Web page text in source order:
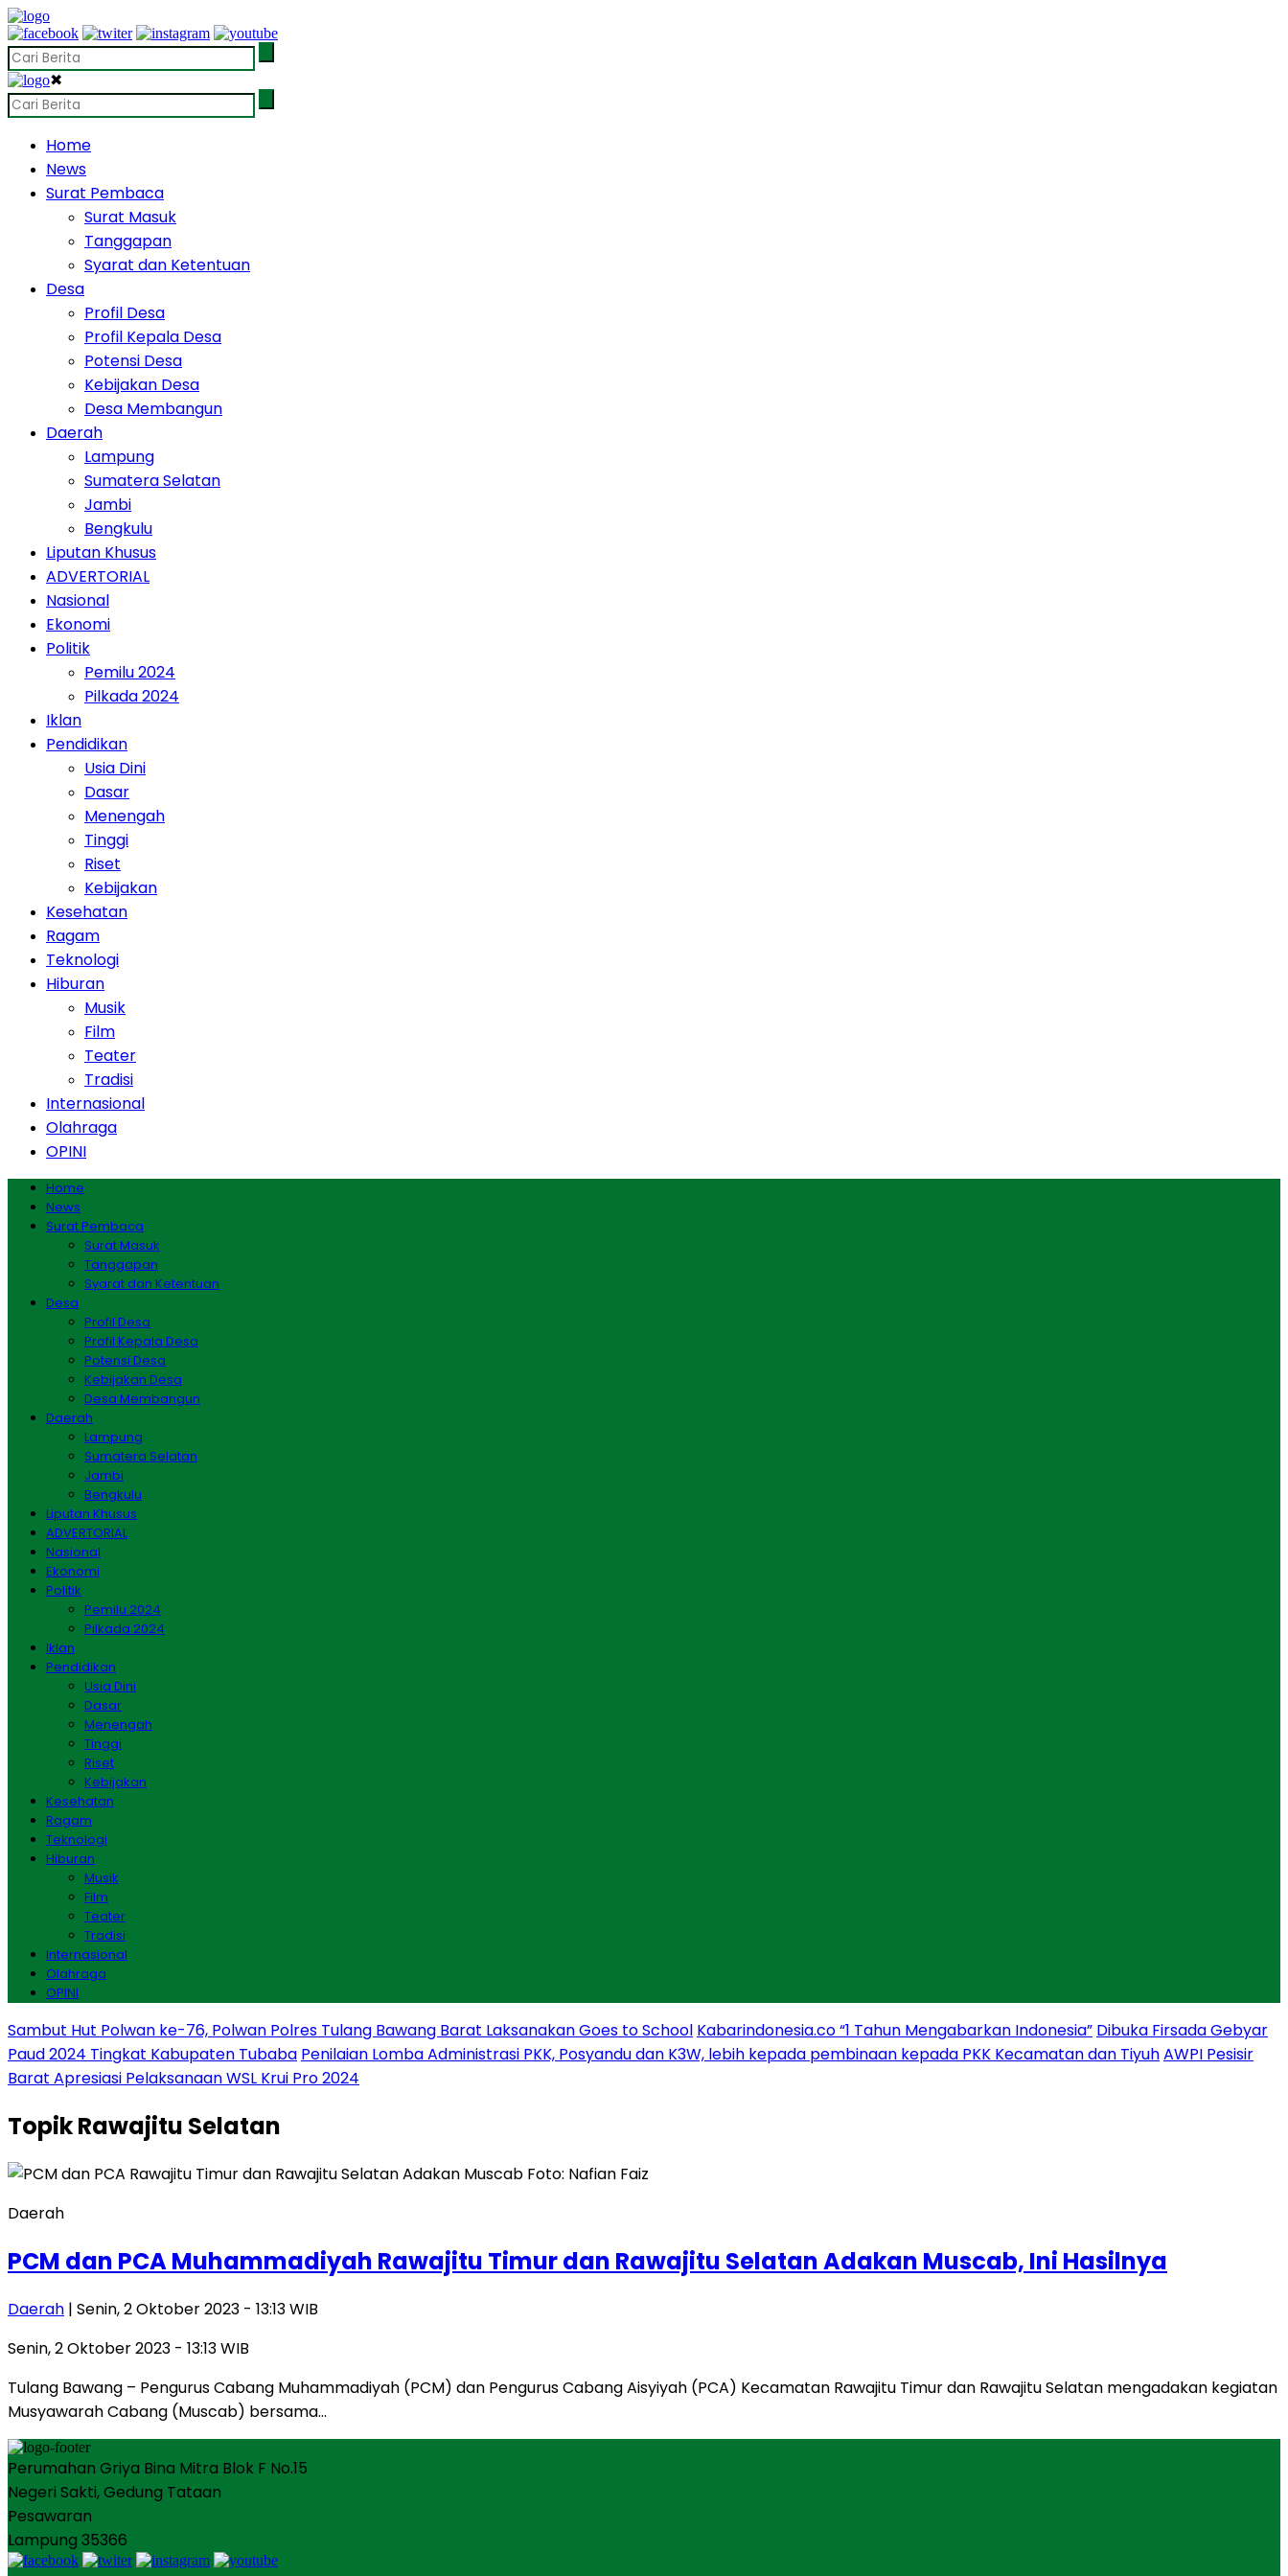
✖
Home
News
Surat Pembaca
Surat Masuk
Tanggapan
Syarat dan Ketentuan
Desa
Profil Desa
Profil Kepala Desa
Potensi Desa
Kebijakan Desa
Desa Membangun
Daerah
Lampung
Sumatera Selatan
Jambi
Bengkulu
Liputan Khusus
ADVERTORIAL
Nasional
Ekonomi
Politik
Pemilu 2024
Pilkada 2024
Iklan
Pendidikan
Usia Dini
Dasar
Menengah
Tinggi
Riset
Kebijakan
Kesehatan
Ragam
Teknologi
Hiburan
Musik
Film
Teater
Tradisi
Internasional
Olahraga
OPINI
Home
News
Surat Pembaca
Surat Masuk
Tanggapan
Syarat dan Ketentuan
Desa
Profil Desa
Profil Kepala Desa
Potensi Desa
Kebijakan Desa
Desa Membangun
Daerah
Lampung
Sumatera Selatan
Jambi
Bengkulu
Liputan Khusus
ADVERTORIAL
Nasional
Ekonomi
Politik
Pemilu 2024
Pilkada 2024
Iklan
Pendidikan
Usia Dini
Dasar
Menengah
Tinggi
Riset
Kebijakan
Kesehatan
Ragam
Teknologi
Hiburan
Musik
Film
Teater
Tradisi
Internasional
Olahraga
OPINI
Sambut Hut Polwan ke-76, Polwan Polres Tulang Bawang Barat Laksanakan Goes to School Kabarindonesia.co “1 Tahun Mengabarkan Indonesia” Dibuka Firsada Gebyar
Paud 2024 Tingkat Kabupaten Tubaba Penilaian Lomba Administrasi PKK, Posyandu dan K3W, lebih kepada pembinaan kepada PKK Kecamatan dan TiyuhAWPI Pesisir
Barat Apresiasi Pelaksanaan WSL Krui Pro 2024
TopikRawajitu Selatan
Daerah
PCM dan PCA Muhammadiyah Rawajitu Timur dan Rawajitu Selatan Adakan Muscab, Ini Hasilnya
Daerah | Senin, 2 Oktober 2023 - 13:13 WIB
Senin, 2 Oktober 2023 - 13:13 WIB
Tulang Bawang – Pengurus Cabang Muhammadiyah (PCM) dan Pengurus Cabang Aisyiyah (PCA) Kecamatan Rawajitu Timur dan Rawajitu Selatan mengadakan kegiatan
Musyawarah Cabang (Muscab) bersama…
Perumahan Griya Bina Mitra Blok F No.15
Negeri Sakti, Gedung Tataan
Pesawaran
Lampung 35366